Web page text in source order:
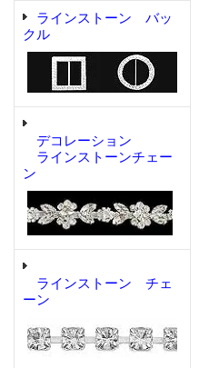
ラインストーン バッ
クル
デコレーション
ラインストーンチェー
ン
ラインストーン チェ
ーン